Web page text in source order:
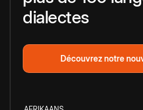
dialectes
Découvrez notre